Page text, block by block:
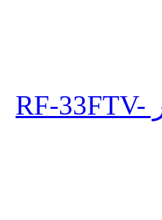
ثلاجة تورنيدو انفرتر نوفروست 304 لتر سيلفر RF-33FTV-